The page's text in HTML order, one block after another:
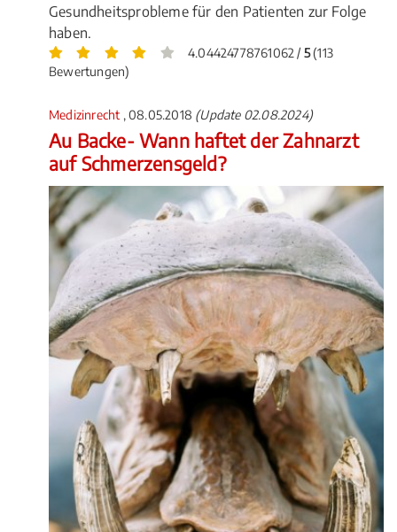
Gesundheitsprobleme für den Patienten zur Folge
haben.
4.04424778761062 / 5(113
Bewertungen)
Medizinrecht , 08.05.2018 (Update 02.08.2024)
Au Backe- Wann haftet der Zahnarzt
auf Schmerzensgeld?